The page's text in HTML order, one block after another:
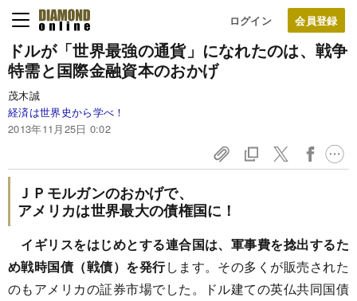
ログイン
ドルが「世界最強の通貨」になれたのは、戦争
特需と国際金融資本のおかげ
茂木誠
経済は世界史から学べ！
2013年11月25日 0:02
ＪＰモルガンのおかげで、
アメリカは世界最大の債権国に！
イギリスをはじめとする連合国は、軍事費を捻出するた
め戦時国債（戦債）を発行します。その多くが販売された
のもアメリカの証券市場でした。ドル建ての英仏共同国債